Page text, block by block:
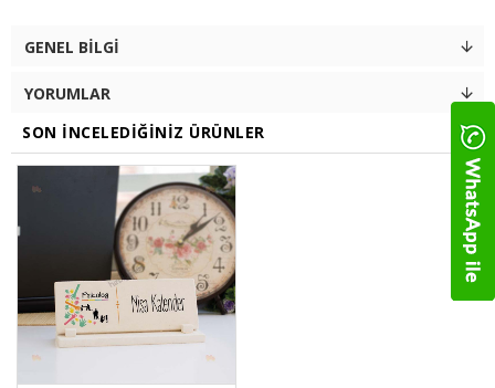
GENEL BILGI
YORUMLAR
SON İNCELEDIĞINIZ ÜRÜNLER